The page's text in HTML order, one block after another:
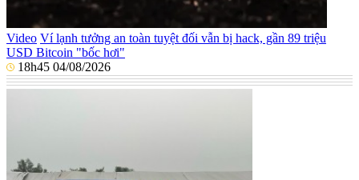
Video Ví lạnh tưởng an toàn tuyệt đối vẫn bị hack, gần 89 triệu
USD Bitcoin "bốc hơi"
18h45 04/08/2026